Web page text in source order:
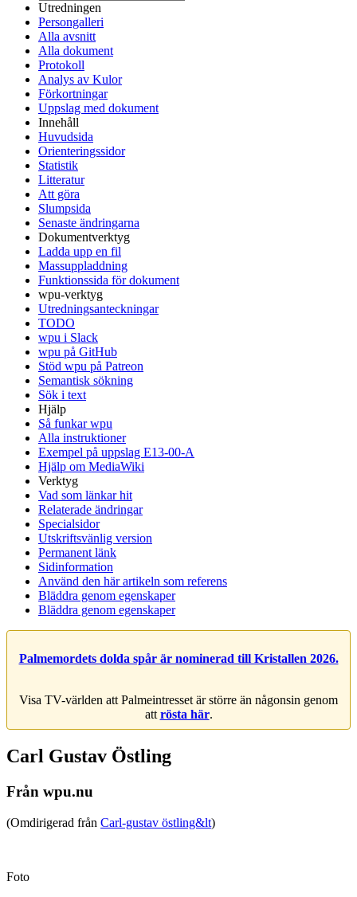
Utredningen
Persongalleri
Alla avsnitt
Alla dokument
Protokoll
Analys av Kulor
Förkortningar
Uppslag med dokument
Innehåll
Huvudsida
Orienteringssidor
Statistik
Litteratur
Att göra
Slumpsida
Senaste ändringarna
Dokumentverktyg
Ladda upp en fil
Massuppladdning
Funktionssida för dokument
wpu-verktyg
Utredningsanteckningar
TODO
wpu i Slack
wpu på GitHub
Stöd wpu på Patreon
Semantisk sökning
Sök i text
Hjälp
Så funkar wpu
Alla instruktioner
Exempel på uppslag E13-00-A
Hjälp om MediaWiki
Verktyg
Vad som länkar hit
Relaterade ändringar
Specialsidor
Utskriftsvänlig version
Permanent länk
Sidinformation
Använd den här artikeln som referens
Bläddra genom egenskaper
Bläddra genom egenskaper
Palmemordets dolda spår är nominerad till Kristallen 2026.
Visa TV-världen att Palmeintresset är större än någonsin genom
att rösta här.
Carl Gustav Östling
Från wpu.nu
(Omdirigerad från Carl-gustav östling&lt)
Foto